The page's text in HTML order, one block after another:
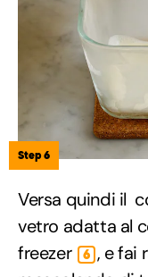
Step 6
Versa quindi il
vetro adatta al
freezer
6 , e fai